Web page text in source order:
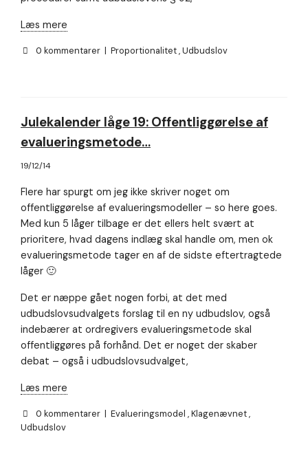
Læs mere
0 kommentarer | Proportionalitet,Udbudslov
Julekalender låge 19: Offentliggørelse af
evalueringsmetode…
19/12/14
Flere har spurgt om jeg ikke skriver noget om
offentliggørelse af evalueringsmodeller – so here goes.
Med kun 5 låger tilbage er det ellers helt svært at
prioritere, hvad dagens indlæg skal handle om, men ok
evalueringsmetode tager en af de sidste eftertragtede
låger 🙂
Det er næppe gået nogen forbi, at det med
udbudslovsudvalgets forslag til en ny udbudslov, også
indebærer at ordregivers evalueringsmetode skal
offentliggøres på forhånd. Det er noget der skaber
debat – også i udbudslovsudvalget,
Læs mere
0 kommentarer | Evalueringsmodel ,Klagenævnet,
Udbudslov